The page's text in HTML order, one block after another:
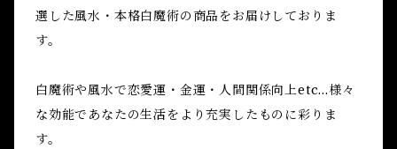
選した風水・本格白魔術の商品をお届けしておりま
す。
白魔術や風水で恋愛運・金運・人間関係向上etc...様々
な効能であなたの生活をより充実したものに彩りま
す。